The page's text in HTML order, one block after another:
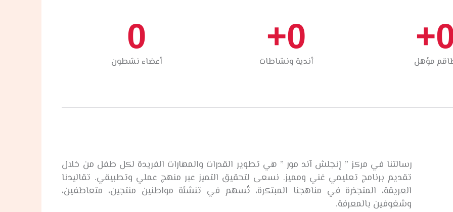
مؤهل
+
أندية ونشاطات
0
+
أعضاء نشطون
0
رسالتنا في مركز ” إنجلش آند مور ” هي تطوير القدرات والمهارات الفريدة لكل طفل من خلال
تقديم برنامج تعليمي غني ومميز. نسعى لتحقيق التميز عبر منهج عملي وتطبيقي. تقاليدنا
العريقة، المتجذرة في مناهجنا المبتكرة، تُسهم في تنشئة مواطنين منتجين، متعاطفين،
وشغوفين بالمعرفة.